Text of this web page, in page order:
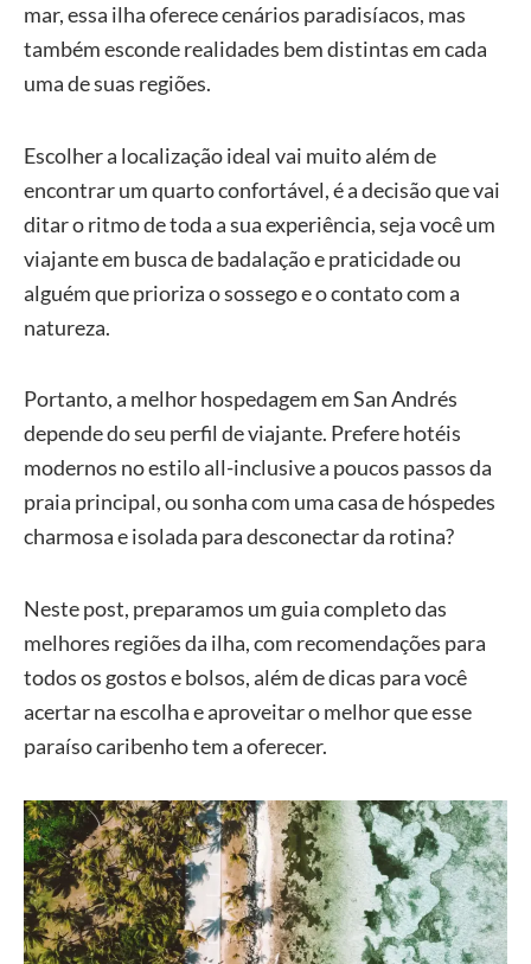
mar, essa ilha oferece cenários paradisíacos, mas
também esconde realidades bem distintas em cada
uma de suas regiões.
Escolher a localização ideal vai muito além de
encontrar um quarto confortável, é a decisão que vai
ditar o ritmo de toda a sua experiência, seja você um
viajante em busca de badalação e praticidade ou
alguém que prioriza o sossego e o contato com a
natureza.
Portanto, a melhor hospedagem em San Andrés
depende do seu perfil de viajante. Prefere hotéis
modernos no estilo all-inclusive a poucos passos da
praia principal, ou sonha com uma casa de hóspedes
charmosa e isolada para desconectar da rotina?
Neste post, preparamos um guia completo das
melhores regiões da ilha, com recomendações para
todos os gostos e bolsos, além de dicas para você
acertar na escolha e aproveitar o melhor que esse
paraíso caribenho tem a oferecer.